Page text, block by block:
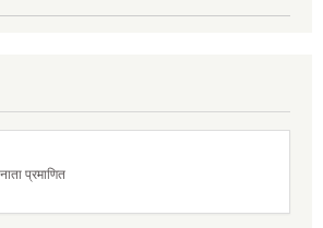
प्रमाणित